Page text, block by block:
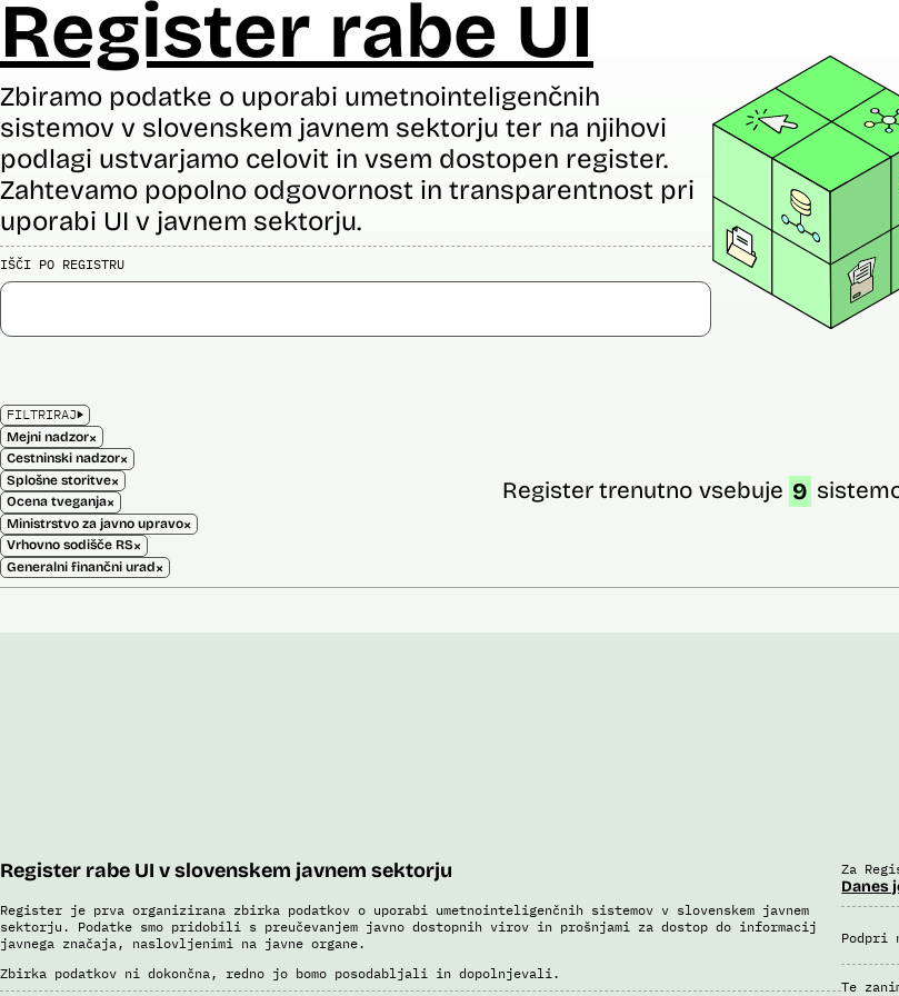
Register rabe UI
Zbiramo podatke o uporabi umetnointeligenčnih
sistemov v slovenskem javnem sektorju ter na njihovi
podlagi ustvarjamo celovit in vsem dostopen register.
Zahtevamo popolno odgovornost in transparentnost pri
uporabi UI v javnem sektorju.
IŠČI PO REGISTRU
FILTRIRAJ
Mejni nadzor×
Cestninski nadzor×
Splošne storitve×
Ocena tveganja×
Ministrstvo za javno upravo×
Vrhovno sodišče RS×
Generalni finančni urad×
Register trenutno vsebuje 9
Register rabe UI v slovenskem javnem sektorju
Register je prva organizirana zbirka podatkov o uporabi umetnointeligenčnih sistemov v slovenskem javnem
sektorju. Podatke smo pridobili s preučevanjem javno dostopnih virov in prošnjami za dostop do informacij
javnega značaja, naslovljenimi na javne organe.
Zbirka podatkov ni dokončna, redno jo bomo posodabljali in dopolnjevali.
Za
Danes
Podpri
Te